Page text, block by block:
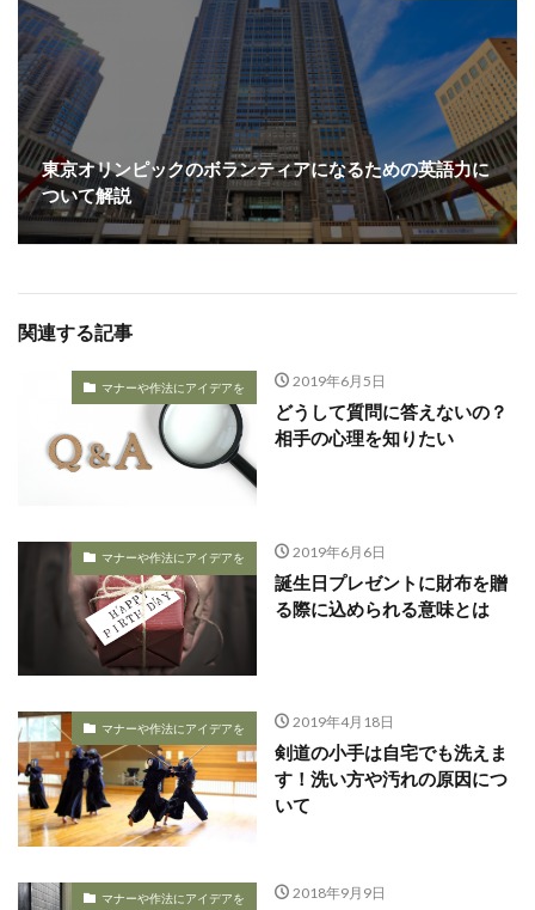
東京オリンピックのボランティアになるための英語力に
ついて解説
関連する記事
マナーや作法にアイデアを 2019年6月5日
どうして質問に答えないの？
相手の心理を知りたい
マナーや作法にアイデアを 2019年6月6日
誕生日プレゼントに財布を贈
る際に込められる意味とは
マナーや作法にアイデアを 2019年4月18日
剣道の小手は自宅でも洗えま
す！洗い方や汚れの原因につ
いて
マナーや作法にアイデアを 2018年9月9日